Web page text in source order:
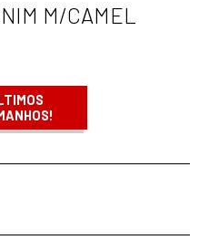
M/CAMEL